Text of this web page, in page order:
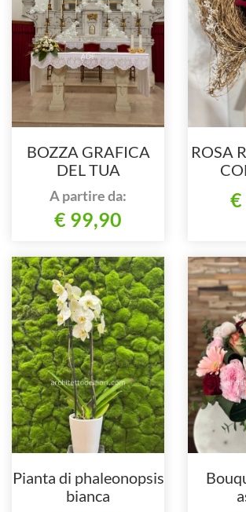
BOZZA GRAFICA
DEL TUA
ALLESTIMENTO
FLOREALE
A partire da:
€ 99,90
ROSA
€
Pianta di phaleonopsis
bianca